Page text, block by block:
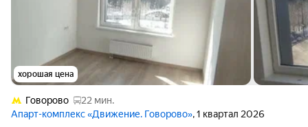
хорошая цена
Говорово
22 мин.
Апарт-комплекс «Движение. Говорово», 1 квартал 2026